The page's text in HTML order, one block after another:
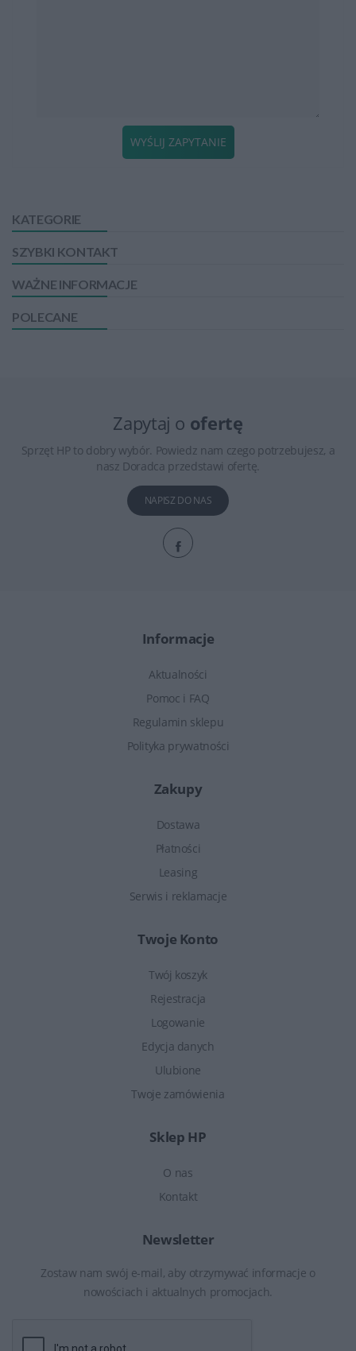
KATEGORIE
SZYBKI KONTAKT
WAŻNE INFORMACJE
POLECANE
WYŚLIJ ZAPYTANIE
Zapytaj o ofertę
Sprzęt HP to dobry wybór. Powiedz nam czego potrzebujesz, a
nasz Doradca przedstawi ofertę.
NAPISZ DO NAS
Informacje
Aktualności
Pomoc i FAQ
Regulamin sklepu
Polityka prywatności
Zakupy
Dostawa
Płatności
Leasing
Serwis i reklamacje
Twoje Konto
Twój koszyk
Rejestracja
Logowanie
Edycja danych
Ulubione
Twoje zamówienia
Sklep HP
O nas
Kontakt
Newsletter
Zostaw nam swój e-mail, aby otrzymywać informacje o
nowościach i aktualnych promocjach.